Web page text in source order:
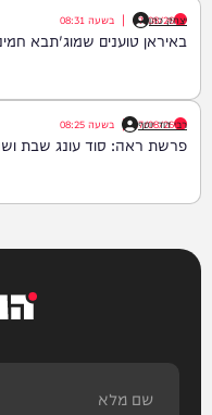
יצחק כהן
07/08/26
| בשעה 08:31
באיראן טוענים שמוג'תבא
רבי דוד יוסף
07/08/26
| בשעה 08:25
פרשת ראה: סוד עונג שבת